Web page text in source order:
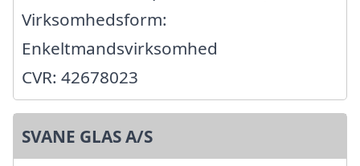
Virksomhedsform:
Enkeltmandsvirksomhed
CVR: 42678023
SVANE GLAS A/S